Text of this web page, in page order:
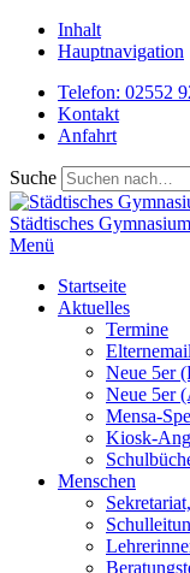
Inhalt
Hauptnavigation
Telefon: 02552
Kontakt
Anfahrt
Suche
Städtisches
Menü
Startseite
Aktuelles
Termine
Neue 5er
Neue 5er
Mensa-
Kiosk-
Menschen